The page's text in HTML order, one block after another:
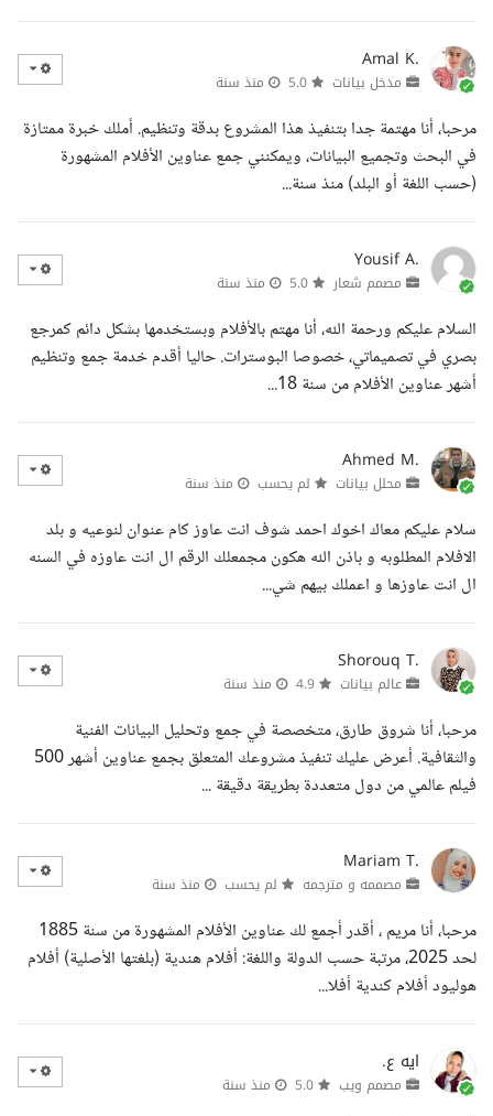
Amal K.
مدخل بيانات منذ سنة
مرحبا، أنا مهتمة جدا بتنفيذ هذا المشروع بدقة وتنظيم. أملك خبرة ممتازة
في البحث وتجميع البيانات، ويمكنني جمع عناوين الأفلام المشهورة
(حسب اللغة أو البلد) منذ سنة...
Yousif A.
مصمم شعار منذ سنة
السلام عليكم ورحمة الله، أنا مهتم بالأفلام وبستخدمها بشكل دائم كمرجع
بصري في تصميماتي، خصوصا البوسترات. حاليا أقدم خدمة جمع وتنظيم
أشهر عناوين الأفلام من سنة 18...
Ahmed M.
محلل بيانات لم يحسب منذ سنة
سلام عليكم معاك اخوك احمد شوف انت عاوز كام عنوان لنوعيه و بلد
الافلام المطلوبه و باذن الله هكون مجمعلك الرقم ال انت عاوزه في السنه
ال انت عاوزها و اعملك بيهم شي...
Shorouq T.
عالم بيانات منذ سنة
مرحبا، أنا شروق طارق، متخصصة في جمع وتحليل البيانات الفنية
والثقافية. أعرض عليك تنفيذ مشروعك المتعلق بجمع عناوين أشهر 500
فيلم عالمي من دول متعددة بطريقة دقيقة ...
Mariam T.
مصممه و مترجمه لم يحسب منذ سنة
مرحبا، أنا مريم ، أقدر أجمع لك عناوين الأفلام المشهورة من سنة 1885
لحد 2025، مرتبة حسب الدولة واللغة: أفلام هندية (بلغتها الأصلية) أفلام
هوليود أفلام كندية أفلا...
ايه ع.
مصمم ويب منذ سنة